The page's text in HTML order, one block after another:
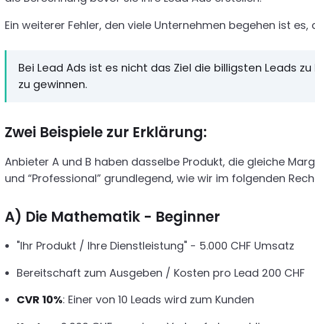
Ein weiterer Fehler, den viele Unternehmen begehen ist
Bei Lead Ads ist es nicht das Ziel die billigsten Leads
zu gewinnen.
Zwei Beispiele zur Erklärung:
Anbieter A und B haben dasselbe Produkt, die gleiche
und “Professional” grundlegend, wie wir im folgenden
A) Die Mathematik - Beginner
"Ihr Produkt / Ihre Dienstleistung" - 5.000 CHF Umsatz
Bereitschaft zum Ausgeben / Kosten pro Lead 200 CHF
CVR 10%: Einer von 10 Leads wird zum Kunden